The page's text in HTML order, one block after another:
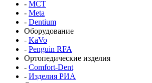
- MCT
- Meta
- Dentium
Оборудование
- KaVo
- Penguin RFA
Ортопедические изделия
- Comfort-Dent
- Изделия РИА